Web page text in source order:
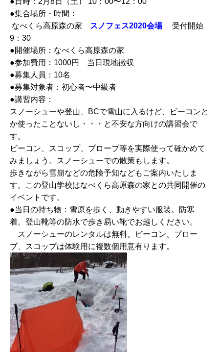
●集合場所・時間：
なべくら高原森の家
スノフェス2020会場
受付開始
9：30
●開催場所：なべくら高原森の家
●参加費用：1000円 当日現地徴収
●募集人員：10名
●募集対象者：初心者〜中級者
●講習内容：
スノーシューや登山、BCで雪山に入るけど、ビーコンと
か使ったことないし・・・と不安な方向けの講習会で
す。
ビーコン、スコップ、プローブ等を実際使って確かめて
みましょう。スノーシューでの散策もします。
歩きながら雪崩などの危険予知などもご案内いたしま
す。この登山学校はなべくら高原森の家との共同開催の
イベントです。
●当日の持ち物：雪原を歩く、動きやすい服装。防寒
着。登山靴等の防水で歩き易い靴でお越しください。
スノーシューのレンタルは無料。ビーコン、プロー
ブ、スコップは体験用に複数個用意有ります。